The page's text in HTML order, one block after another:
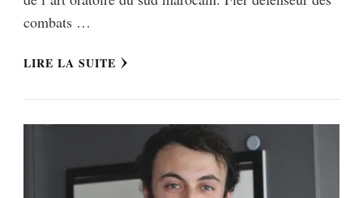
combats …
LIRE LA SUITE